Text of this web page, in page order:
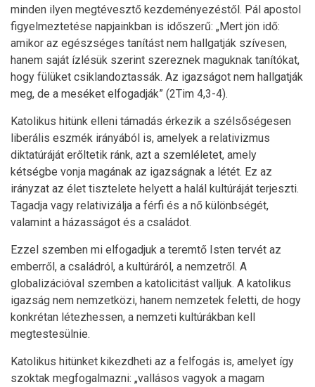
minden ilyen megtévesztő kezdeményezéstől. Pál apostol
figyelmeztetése napjainkban is időszerű: „Mert jön idő:
amikor az egészséges tanítást nem hallgatják szívesen,
hanem saját ízlésük szerint szereznek maguknak tanítókat,
hogy fülüket csiklandoztassák. Az igazságot nem hallgatják
meg, de a meséket elfogadják” (2Tim 4,3-4).
Katolikus hitünk elleni támadás érkezik a szélsőségesen
liberális eszmék irányából is, amelyek a relativizmus
diktatúráját erőltetik ránk, azt a szemléletet, amely
kétségbe vonja magának az igazságnak a létét. Ez az
irányzat az élet tisztelete helyett a halál kultúráját terjeszti.
Tagadja vagy relativizálja a férfi és a nő különbségét,
valamint a házasságot és a családot.
Ezzel szemben mi elfogadjuk a teremtő Isten tervét az
emberről, a családról, a kultúráról, a nemzetről. A
globalizációval szemben a katolicitást valljuk. A katolikus
igazság nem nemzetközi, hanem nemzetek feletti, de hogy
konkrétan létezhessen, a nemzeti kultúrákban kell
megtestesülnie.
Katolikus hitünket kikezdheti az a felfogás is, amelyet így
szoktak megfogalmazni: „vallásos vagyok a magam